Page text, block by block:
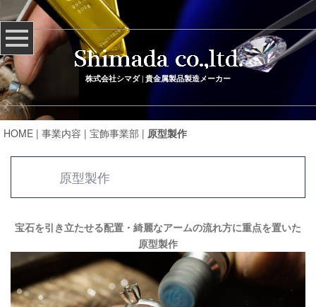
株式会社シマダ | 貴金属製品製造メーカー
HOME | 事業内容 | 宝飾事業部 | 原型製作
原型製作
宝石を引き立たせる配置・綺麗なアームの流れ方に重点を置いた
原型製作